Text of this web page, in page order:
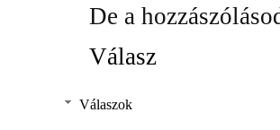
De a
Válasz
Válaszok